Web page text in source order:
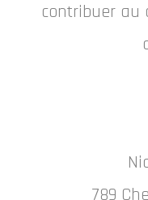
contribuer au
789